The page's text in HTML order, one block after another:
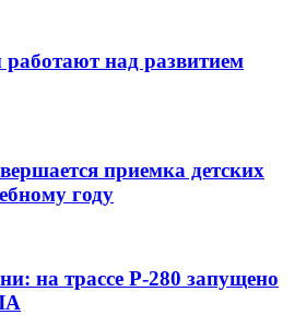
над развитием
приемка детских
году
на трассе Р-280 запущено